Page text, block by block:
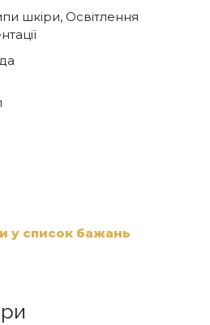
шкіри, Освітлення
у список бажань